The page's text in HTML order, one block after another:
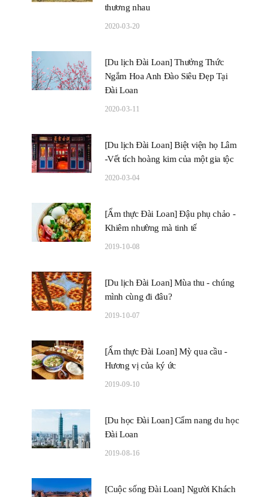
thương nhau
2020-03-20
[Du lịch Đài Loan] Thưởng Thức
Ngắm Hoa Anh Đào Siêu Đẹp Tại
Đài Loan
2020-03-11
[Du lịch Đài Loan] Biệt viện họ Lâm
-Vết tích hoàng kim của một gia tộc
2020-03-04
[Ẩm thực Đài Loan] Đậu phụ chảo -
Khiêm nhường mà tinh tế
2019-10-08
[Du lịch Đài Loan] Mùa thu - chúng
mình cùng đi đâu?
2019-10-07
[Ẩm thực Đài Loan] Mỳ qua cầu -
Hương vị của ký ức
2019-09-10
[Du học Đài Loan] Cẩm nang du học
Đài Loan
2019-08-16
[Cuộc sống Đài Loan] Người Khách